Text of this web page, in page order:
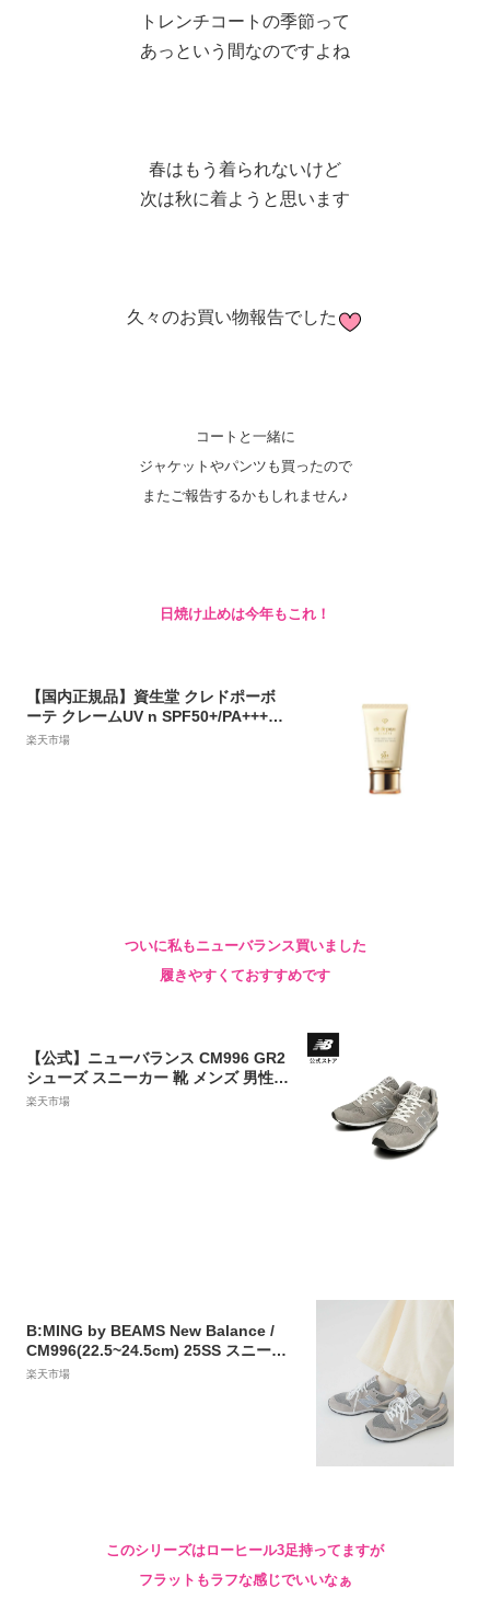
トレンチコートの季節って
あっという間なのですよね
春はもう着られないけど
次は秋に着ようと思います
久々のお買い物報告でした
コートと一緒に
ジャケットやパンツも買ったので
またご報告するかもしれません♪
日焼け止めは今年もこれ！
【国内正規品】資生堂 クレドポーボ
ーテ クレームUV n SPF50+/PA++++
50g 4514254129333
楽天市場
ついに私もニューバランス買いました
履きやすくておすすめです
【公式】ニューバランス CM996 GR2
シューズ スニーカー 靴 メンズ 男性
レディース ウィメンズ 女性 運動 スポ
楽天市場
B:MING by BEAMS New Balance /
CM996(22.5~24.5cm) 25SS スニーカ
ー アウトドア 通勤 通学 ビーミング
楽天市場
このシリーズはローヒール3足持ってますが
フラットもラフな感じでいいなぁ